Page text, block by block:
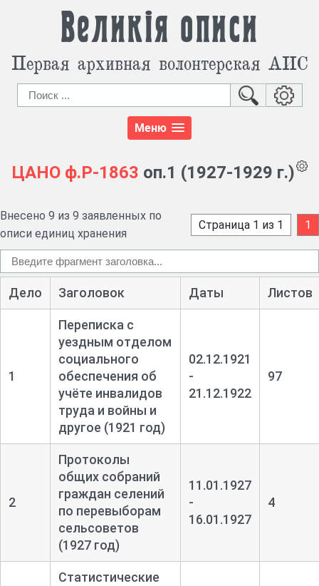
Великія описи
Первая архивная волонтерская АИС
Меню
ЦАНО ф.Р-1863 оп.1 (1927-1929 г.)
Внесено 9 из 9 заявленных по
описи единиц хранения
Страница 1 из 1 1
Дело Заголовок Даты Листов
1
Переписка с
уездным отделом
социального
обеспечения об
учёте инвалидов
труда и войны и
другое (1921 год)
02.12.1921
-
21.12.1922
97
2
Протоколы
общих собраний
граждан селений
по перевыборам
сельсоветов
(1927 год)
11.01.1927
-
16.01.1927
4
Статистические